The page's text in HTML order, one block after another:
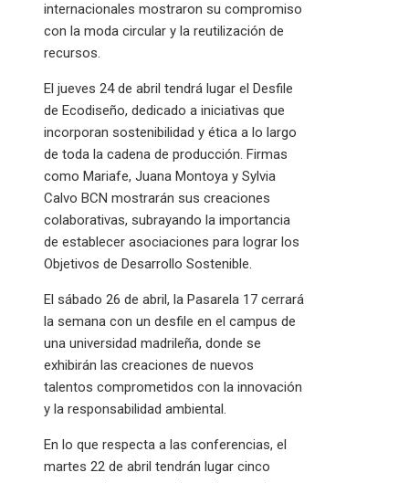
internacionales mostraron su compromiso
con la moda circular y la reutilización de
recursos.​
El jueves 24 de abril tendrá lugar el Desfile
de Ecodiseño, dedicado a iniciativas que
incorporan sostenibilidad y ética a lo largo
de toda la cadena de producción. Firmas
como Mariafe, Juana Montoya y Sylvia
Calvo BCN mostrarán sus creaciones
colaborativas, subrayando la importancia
de establecer asociaciones para lograr los
Objetivos de Desarrollo Sostenible.
El sábado 26 de abril, la Pasarela 17 cerrará
la semana con un desfile en el campus de
una universidad madrileña, donde se
exhibirán las creaciones de nuevos
talentos comprometidos con la innovación
y la responsabilidad ambiental.​
En lo que respecta a las conferencias, el
martes 22 de abril tendrán lugar cinco